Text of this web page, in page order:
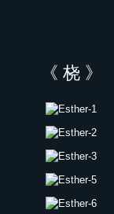
《 桡 》